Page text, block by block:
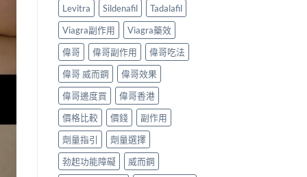
Levitra
Sildenafil
Tadalafil
Viagra副作用
Viagra藥效
偉哥
偉哥副作用
偉哥吃法
偉哥 威而鋼
偉哥效果
偉哥邊度買
偉哥香港
價格比較
價錢
副作用
劑量指引
劑量選擇
勃起功能障礙
威而鋼